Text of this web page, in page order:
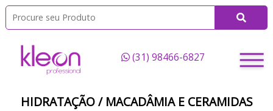
(31) 98466-6827
HIDRATAÇÃO / MACADÂMIA E CERAMIDAS